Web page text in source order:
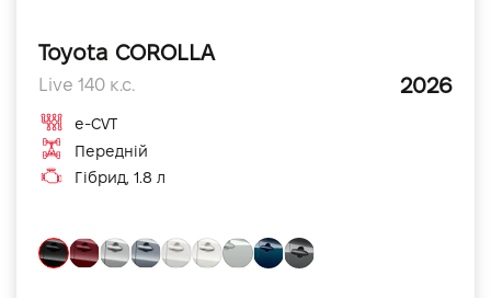
Toyota COROLLA
Live 140 к.с. 2026
e-CVT
Передній
Гібрид, 1.8 л